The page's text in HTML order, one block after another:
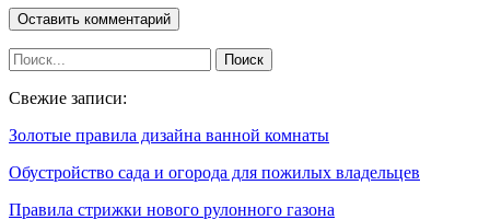
Свежие записи:
Золотые правила дизайна ванной комнаты
Обустройство сада и огорода для пожилых владельцев
Правила стрижки нового рулонного газона